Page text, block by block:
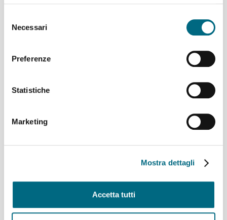
delNecessari
Preferenze
Statistiche
Marketing
Mostra dettagli
Accetta tutti
Linea 907 temporaneo spostamento di capolinea
Variazioni ai percorsi giovedì 6 agosto
Funicolare Zecca Righi giovedì 6 agosto temporanea
Cremagliera Principe-Granarolo, servizio ripristinato
Archivi
Agosto 2026(7)
Maggio 2026(48)